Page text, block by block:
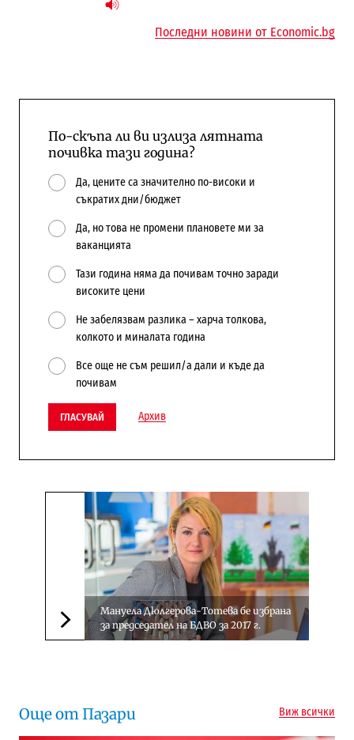
Последни новини от Economic.bg
По-скъпа ли ви излиза лятната
почивка тази година?
Да, цените са значително по-високи и
съкратих дни/бюджет
Да, но това не промени плановете ми за
ваканцията
Тази година няма да почивам точно заради
високите цени
Не забелязвам разлика – харча толкова,
колкото и миналата година
Все още не съм решил/а дали и къде да
почивам
ГЛАСУВАЙ Архив
Следваща новина
Мануела Дюлгерова-Тотева бе избрана
за председател на БДВО за 2017 г.
Още от Пазари Виж всички